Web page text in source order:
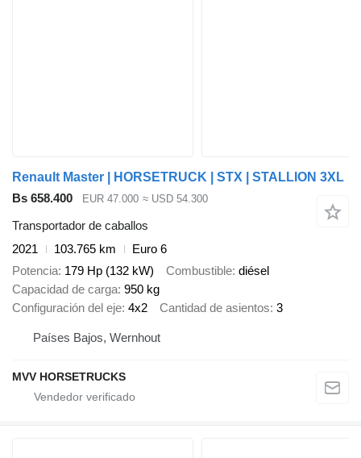
Renault Master | HORSETRUCK | STX | STALLION 3XL
Bs 658.400
EUR 47.000 ≈ USD 54.300
Transportador de caballos
2021
103.765 km
Euro 6
Potencia 179 Hp (132 kW) Combustible diésel
Capacidad de carga 950 kg
Configuración del eje 4x2 Cantidad de asientos 3
Países Bajos, Wernhout
MVV HORSETRUCKS